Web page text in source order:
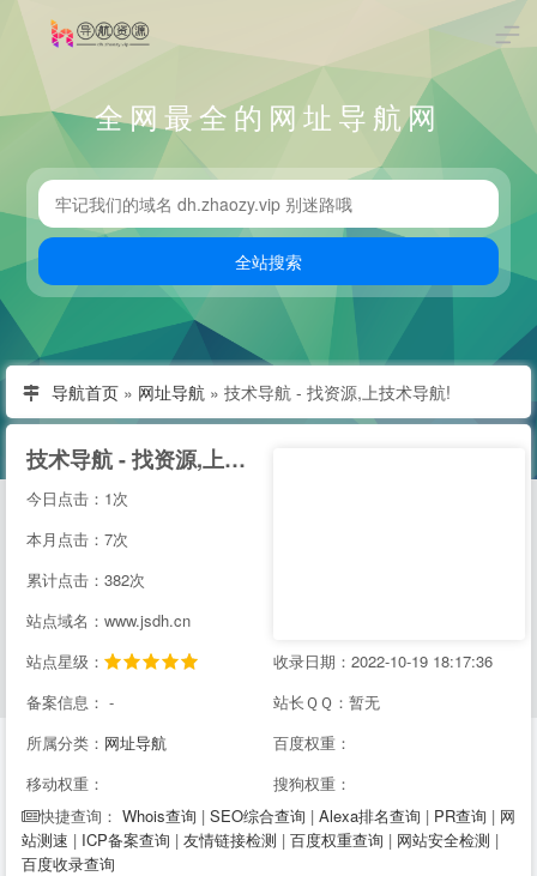
全网最全的网址导航网
导航首页 » 网址导航 » 技术导航 - 找资源,上技术导航!
技术导航 - 找资源,上技术导航!
今日点击：1次
本月点击：7次
累计点击：382次
站点域名：www.jsdh.cn
站点星级：
收录日期：2022-10-19 18:17:36
备案信息： -
站长ＱＱ：暂无
所属分类： 网址导航
百度权重：
移动权重：
搜狗权重：
快捷查询： Whois查询 | SEO综合查询 | Alexa排名查询 | PR查询 | 网
站测速 | ICP备案查询 | 友情链接检测 | 百度权重查询 | 网站安全检测 |
百度收录查询